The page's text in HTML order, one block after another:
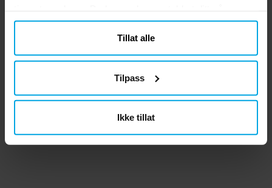
helst.
Tillat alle
Tilpass
Ikke tillat